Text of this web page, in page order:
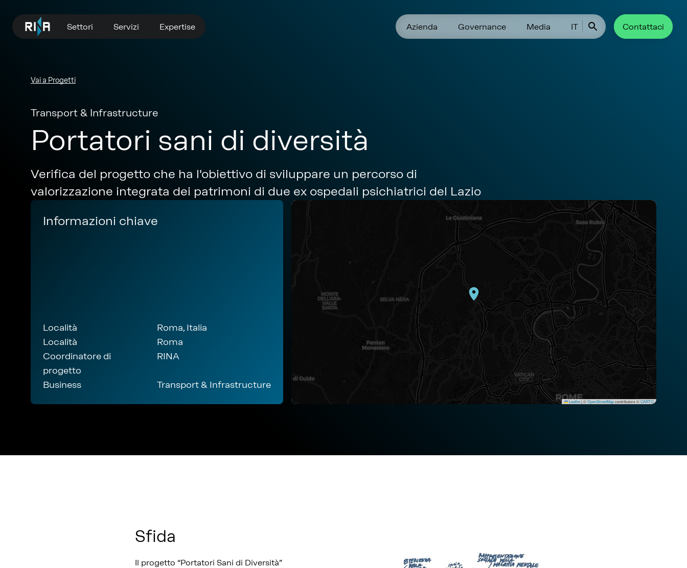
Settori Servizi Expertise Azienda Governance Media IT Contattaci
Vai a Progetti
Transport & Infrastructure
Portatori sani di diversità
Verifica del progetto che ha l'obiettivo di sviluppare un percorso di
valorizzazione integrata dei patrimoni di due ex ospedali psichiatrici del Lazio
Informazioni chiave
Località
Roma, Italia
Località
Roma
Coordinatore di
progetto
RINA
Business Transport & Infrastructure
Leaflet|©OpenStreetMapcontributors ©CARTO
Sfida
Il progetto “Portatori Sani di Diversità”